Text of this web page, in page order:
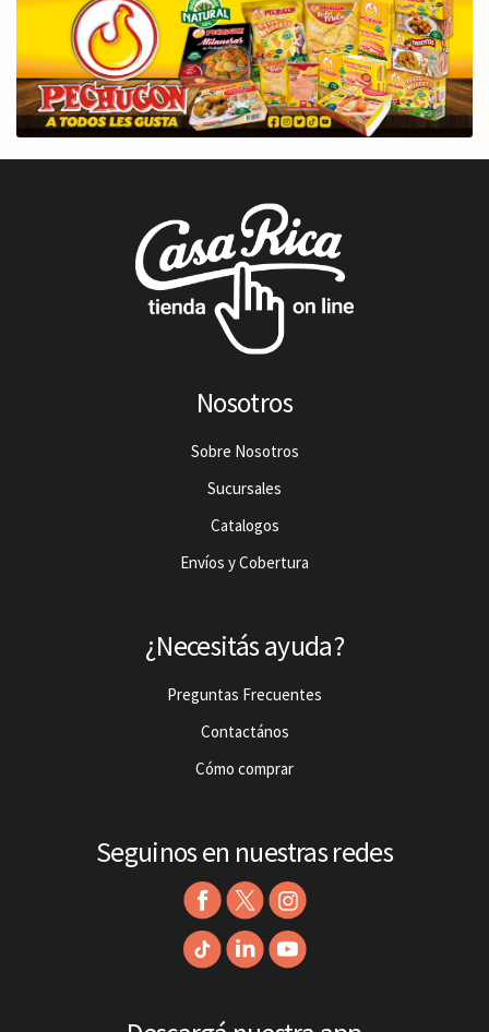
Nosotros
Sobre Nosotros
Sucursales
Catalogos
Envíos y Cobertura
¿Necesitás ayuda?
Preguntas Frecuentes
Contactános
Cómo comprar
Seguinos en nuestras redes